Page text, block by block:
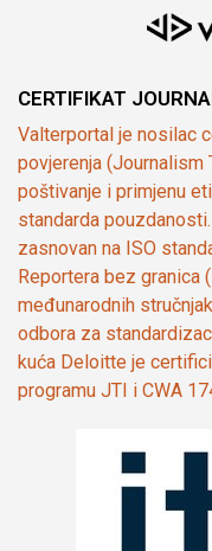
CERTIFIKAT
Valterportal je nosilac
povjerenja
poštivanje i primjenu
standarda
zasnovan na ISO
Reportera bez granica
međunarodnih
odbora za
kuća Deloitte je
programu JTI i CWA